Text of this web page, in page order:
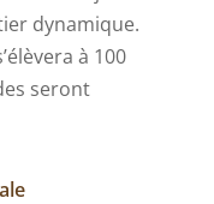
dynamique.
à 100
seront